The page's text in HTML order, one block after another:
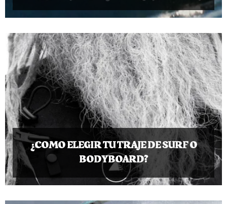
¿COMO ELEGIR TU TRAJE DE SURF O
BODYBOARD?